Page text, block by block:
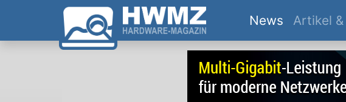
News(current)
Artikel &